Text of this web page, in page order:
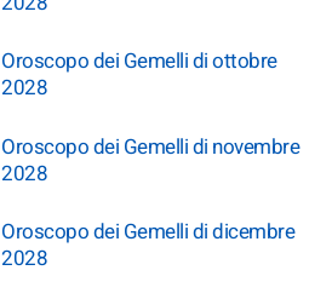
Oroscopo dei Gemelli di ottobre
2028
Oroscopo dei Gemelli di novembre
2028
Oroscopo dei Gemelli di dicembre
2028